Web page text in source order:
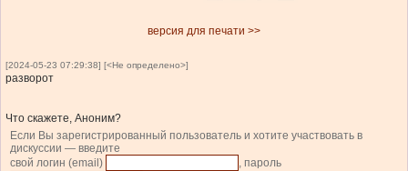
версия для печати >>
[2024-05-23 07:29:38] [<Не определено>]
разворот
Что скажете, Аноним?
Если Вы зарегистрированный пользователь и хотите участвовать в
дискуссии — введите
свой логин (email)
, пароль